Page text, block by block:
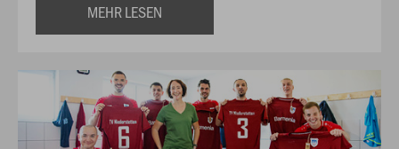
MEHR LESEN